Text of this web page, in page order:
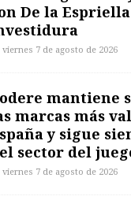
De la
viernes 7 de agosto de 2026
mantiene
marcas más
y sigue
sector del
viernes 7 de agosto de 2026